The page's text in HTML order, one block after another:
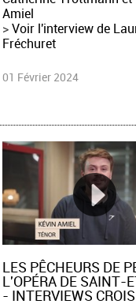
Amiel
>Voir l'interview de
Fréchuret
01 Février 2024
LES PÊCHEURS DE
L'OPÉRA DE SAINT-
- INTERVIEWS